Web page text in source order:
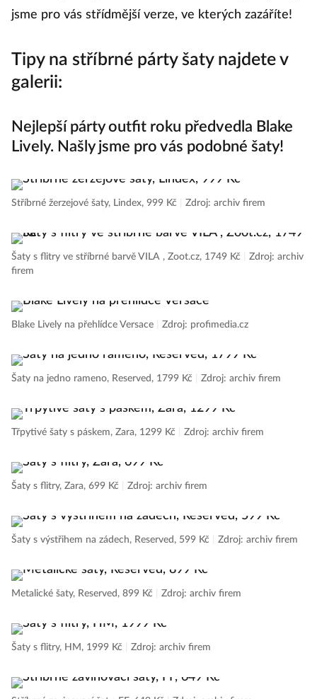
jsme pro vás střídmější verze, ve kterých zazáříte!
Tipy na stříbrné párty šaty najdete v
galerii:
Nejlepší párty outfit roku předvedla Blake
Lively. Našly jsme pro vás podobné šaty!
Stříbrné žerzejové šaty, Lindex, 999 Kč Zdroj: archiv firem
Šaty s flitry ve stříbrné barvě VILA , Zoot.cz, 1749 Kč
Zdroj: archiv
firem
Blake Lively na přehlídce Versace Zdroj: profimedia.cz
Šaty na jedno rameno, Reserved, 1799 Kč Zdroj: archiv firem
Třpytivé šaty s páskem, Zara, 1299 Kč Zdroj: archiv firem
Šaty s flitry, Zara, 699 Kč Zdroj: archiv firem
Šaty s výstřihem na zádech, Reserved, 599 Kč Zdroj: archiv firem
Metalické šaty, Reserved, 899 Kč Zdroj: archiv firem
Šaty s flitry, HM, 1999 Kč Zdroj: archiv firem